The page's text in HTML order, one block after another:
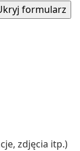
zdjęcia itp.)